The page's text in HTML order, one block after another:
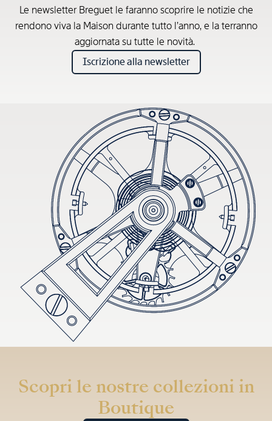
Le newsletter Breguet le faranno scoprire le notizie che
rendono viva la Maison durante tutto l’anno, e la terranno
aggiornata su tutte le novità.
Iscrizione alla newsletter
Scopri le nostre collezioni in
Boutique